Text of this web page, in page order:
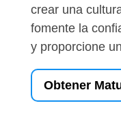
crear una
fomente la
y proporcione
Obtener